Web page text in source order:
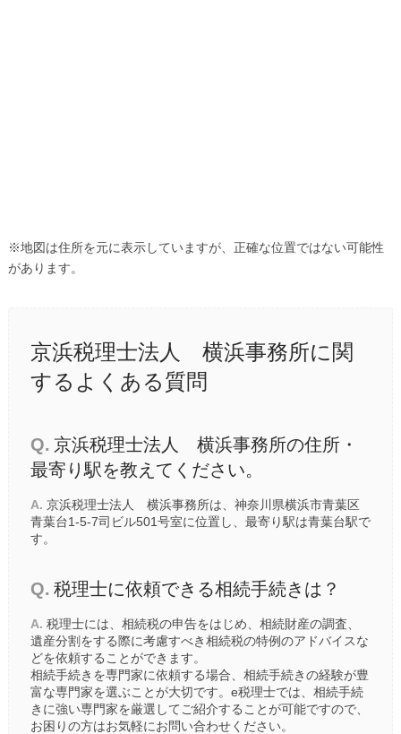
※地図は住所を元に表示していますが、正確な位置ではない可能性
があります。
京浜税理士法人 横浜事務所に関
するよくある質問
Q. 京浜税理士法人 横浜事務所の住所・
最寄り駅を教えてください。
A. 京浜税理士法人 横浜事務所は、神奈川県横浜市青葉区
青葉台1-5-7司ビル501号室に位置し、最寄り駅は青葉台駅で
す。
Q. 税理士に依頼できる相続手続きは？
A. 税理士には、相続税の申告をはじめ、相続財産の調査、
遺産分割をする際に考慮すべき相続税の特例のアドバイスな
どを依頼することができます。
相続手続きを専門家に依頼する場合、相続手続きの経験が豊
富な専門家を選ぶことが大切です。e税理士では、相続手続
きに強い専門家を厳選してご紹介することが可能ですので、
お困りの方はお気軽にお問い合わせください。